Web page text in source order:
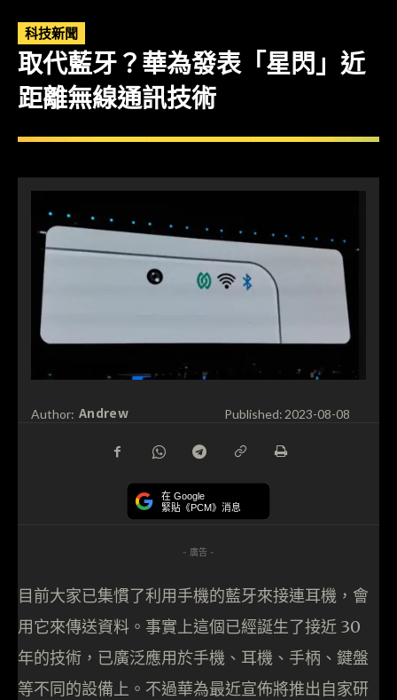
科技新聞
取代藍牙？華為發表「星閃」近
距離無線通訊技術
Author: Andrew Published: 2023-08-08
在 Google
緊貼《PCM》消息
- 廣告 -
目前大家已集慣了利用手機的藍牙來接連耳機，會
用它來傳送資料。事實上這個已經誕生了接近 30
年的技術，已廣泛應用於手機、耳機、手柄、鍵盤
等不同的設備上。不過華為最近宣佈將推出自家研